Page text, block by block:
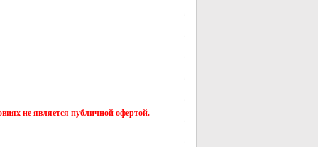
не является публичной офертой.